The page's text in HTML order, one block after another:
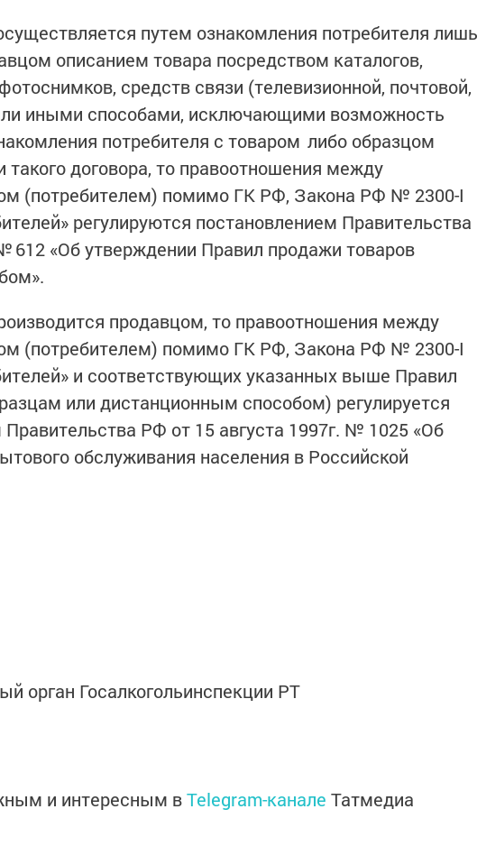
путем ознакомления потребителя лишь
описанием товара посредством каталогов,
средств связи (телевизионной, почтовой,
иными способами, исключающими возможность
потребителя с товаром либо образцом
такого договора, то правоотношения между
(потребителем) помимо ГК РФ, Закона РФ № 2300-I
регулируются постановлением Правительства
612 «Об утверждении Правил продажи товаров
продавцом, то правоотношения между
(потребителем) помимо ГК РФ, Закона РФ № 2300-I
и соответствующих указанных выше Правил
или дистанционным способом) регулируется
РФ от 15 августа 1997г. № 1025 «Об
обслуживания населения в Российской
орган Госалкогольинспекции РТ
и интересным вTelegram-канале Татмедиа